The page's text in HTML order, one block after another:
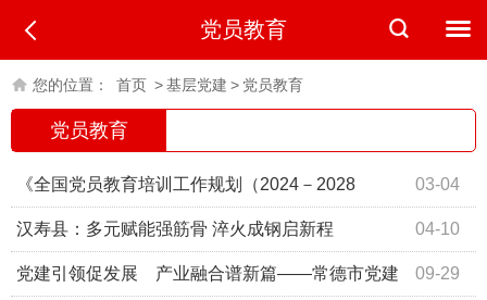
党员教育
您的位置： 首页 >基层党建 > 党员教育
党员教育
03-04
《全国党员教育培训工作规划（2024－2028
年）》 04-10
汉寿县：多元赋能强筋骨 淬火成钢启新程
09-29
党建引领促发展 产业融合谱新篇——常德市党建